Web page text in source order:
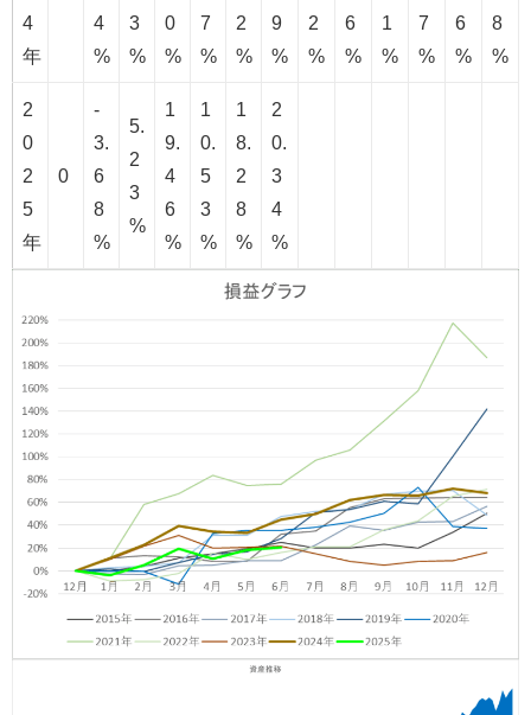
4
年
4
%
3
%
0
%
7
%
2
%
9
%
2
%
6
%
1
%
7
%
6
%
8
%
2
0
2
5
年
0
-
3.
6
8
%
5.
2
3
%
1
9.
4
6
%
1
0.
5
3
%
1
8.
2
8
%
2
0.
3
4
%